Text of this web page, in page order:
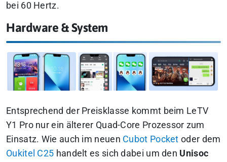
bei 60 Hertz.
Hardware & System
Entsprechend der Preisklasse kommt beim LeTV
Y1 Pro nur ein älterer Quad-Core Prozessor zum
Einsatz. Wie auch im neuen Cubot Pocket oder dem
Oukitel C25 handelt es sich dabei um den Unisoc